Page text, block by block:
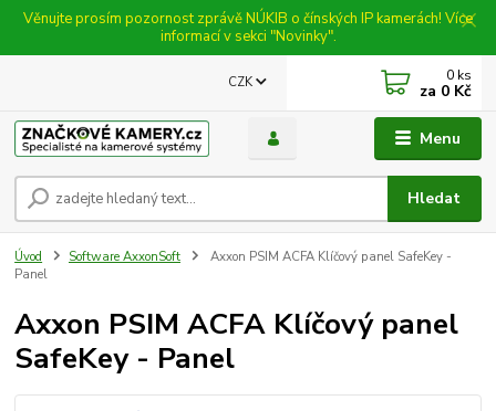
Věnujte prosím pozornost zprávě NÚKIB o čínských IP kamerách! Více
informací v sekci "Novinky".
Menu
CZK
Hledat
0 ks
za 0 Kč
Úvod Software AxxonSoft
Axxon PSIM ACFA Klíčový panel SafeKey -
Panel
Axxon PSIM ACFA Klíčový panel
SafeKey - Panel